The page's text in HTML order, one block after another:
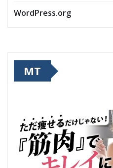
WordPress.org
MT